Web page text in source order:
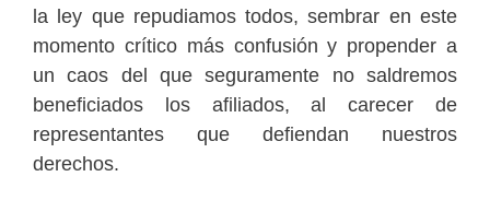
la ley que repudiamos todos, sembrar en este
momento crítico más confusión y propender a
un caos del que seguramente no saldremos
beneficiados los afiliados, al carecer de
representantes que defiendan nuestros
derechos.